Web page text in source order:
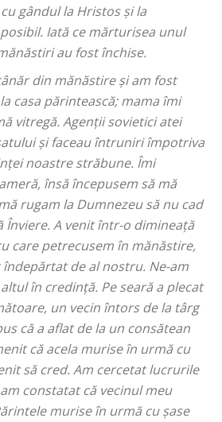
gândul la Hristos și la
Iată ce mărturisea unul
au fost închise.
din mănăstire și am fost
casa părintească; mama îmi
vitregă. Agenții sovietici atei
și faceau întruniri împotriva
noastre străbune. Îmi
însă începusem să mă
rugam la Dumnezeu să nu cad
Înviere. A venit într-o dimineață
care petrecusem în mănăstire,
de al nostru. Ne-am
în credință. Pe seară a plecat
un vecin întors de la târg
că a aflat de la un consătean
că acela murise în urmă cu
să cred. Am cercetat lucrurile
constatat că vecinul meu
murise în urmă cu șase